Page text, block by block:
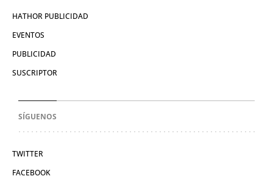
HATHOR PUBLICIDAD
EVENTOS
PUBLICIDAD
SUSCRIPTOR
SÍGUENOS
TWITTER
FACEBOOK